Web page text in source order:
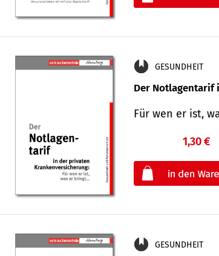
GESUNDHEIT
Der Notlagentarif
Für wen er ist,
1,30 €
GESUNDHEIT